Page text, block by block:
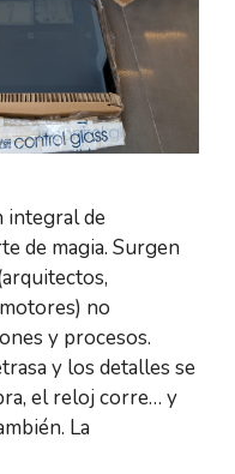
integral de
de magia. Surgen
no
y procesos.
y los detalles se
el reloj corre… y
La